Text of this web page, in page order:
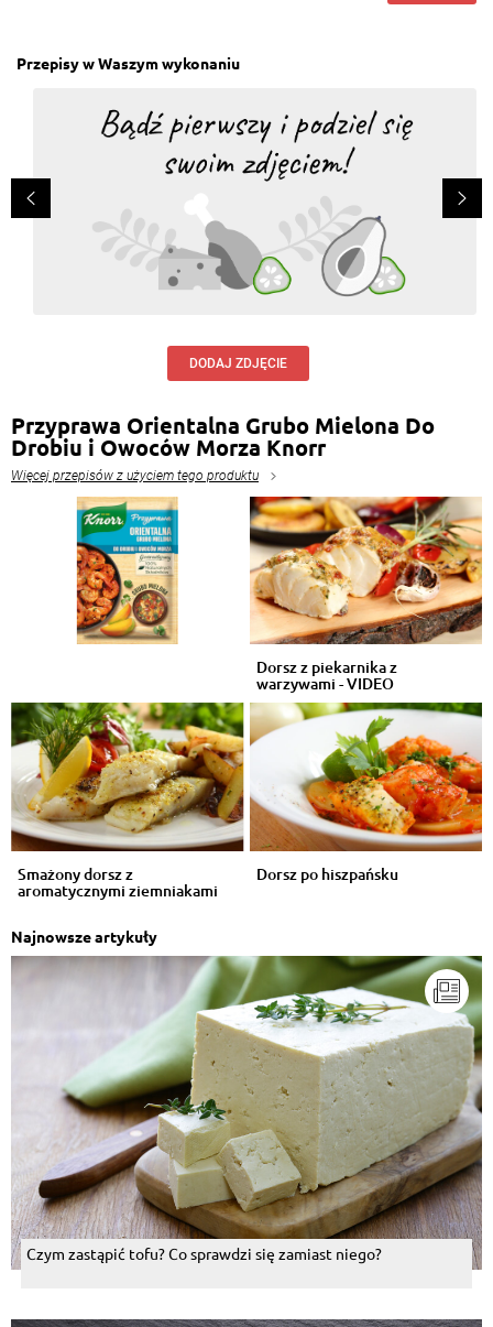
Przepisy w Waszym wykonaniu
DODAJ ZDJĘCIE
Przyprawa Orientalna Grubo Mielona Do
Drobiu i Owoców Morza Knorr
Więcej przepisów z użyciem tego produktu
Dorsz z piekarnika z
warzywami - VIDEO
Smażony dorsz z
aromatycznymi ziemniakami
Dorsz po hiszpańsku
Najnowsze artykuły
Czym zastąpić tofu? Co sprawdzi się zamiast niego?